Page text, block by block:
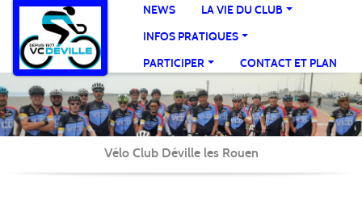
NEWS
LA VIE DU CLUB
INFOS PRATIQUES
PARTICIPER
CONTACT ET PLAN
Vélo Club Déville les Rouen
Panneau de gestion des cookies